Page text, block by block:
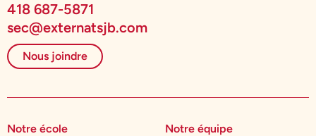
418 687-5871
sec@externatsjb.com
Nous joindre
Notre école Notre équipe